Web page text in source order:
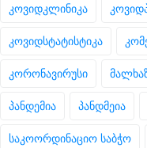
კოვიდკლინიკა
კოვიდსტატისტიკა
კორონავირუსი
პანდემია პანდმეია
საკოორდინაციო საბჭო